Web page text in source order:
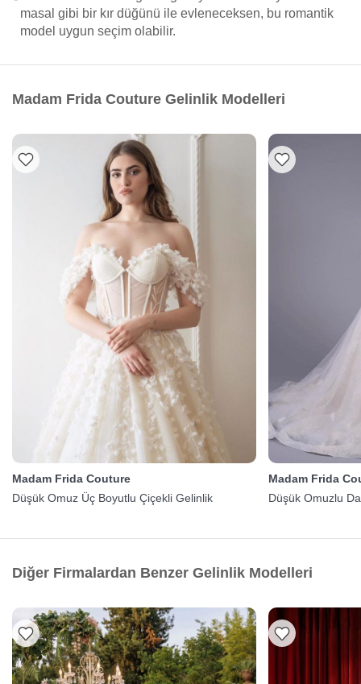
masal gibi bir kır düğünü ile evleneceksen, bu romantik
model uygun seçim olabilir.
Madam Frida Couture Gelinlik Modelleri
Madam Frida Couture
Düşük Omuz Üç Boyutlu Çiçekli Gelinlik
Madam Frida
Düşük Omuzlu
Diğer Firmalardan Benzer Gelinlik Modelleri